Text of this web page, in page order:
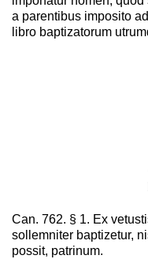
a parentibus imposito
libro baptizatorum
Can. 762. § 1. Ex
sollemniter baptizetur,
possit, patrinum.